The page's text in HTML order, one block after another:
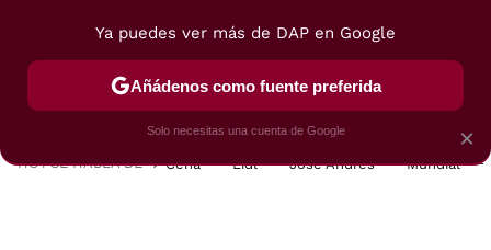
POSTRES VIAJES SELECCIÓN VEGUI
HOY SE HABLA DE Cena Lidl José Andrés Mundial
×
Ya puedes ver más de DAP en Google
Añádenos como fuente preferida
Solo necesitas una cuenta de Google